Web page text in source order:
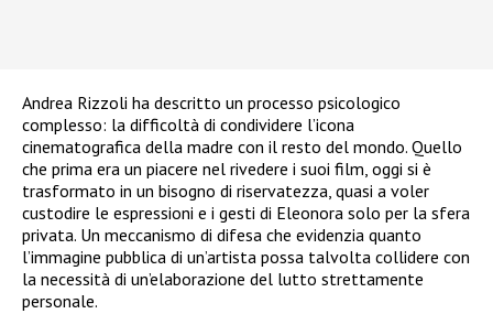
Andrea Rizzoli ha descritto un processo psicologico
complesso: la difficoltà di condividere l’icona
cinematografica della madre con il resto del mondo. Quello
che prima era un piacere nel rivedere i suoi film, oggi si è
trasformato in un bisogno di riservatezza, quasi a voler
custodire le espressioni e i gesti di Eleonora solo per la sfera
privata. Un meccanismo di difesa che evidenzia quanto
l’immagine pubblica di un’artista possa talvolta collidere con
la necessità di un’elaborazione del lutto strettamente
personale.